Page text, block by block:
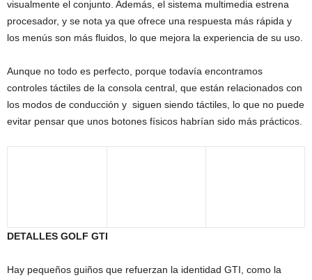
visualmente el conjunto. Además, el sistema multimedia estrena
procesador, y se nota ya que ofrece una respuesta más rápida y
los menús son más fluidos, lo que mejora la experiencia de su uso.
Aunque no todo es perfecto, porque todavía encontramos
controles táctiles de la consola central, que están relacionados con
los modos de conducción y siguen siendo táctiles, lo que no puede
evitar pensar que unos botones físicos habrían sido más prácticos.
DETALLES GOLF GTI
Hay pequeños guiños que refuerzan la identidad GTI, como la